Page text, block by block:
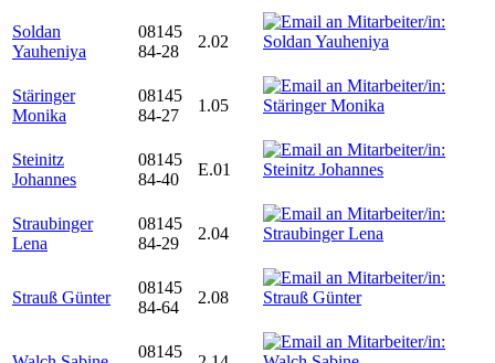
Soldan
Yauheniya
08145
84-28
2.02
Stäringer
Monika
08145
84-27
1.05
Steinitz
Johannes
08145
84-40
E.01
Straubinger
Lena
08145
84-29
2.04
Strauß Günter
08145
84-64
2.08
08145